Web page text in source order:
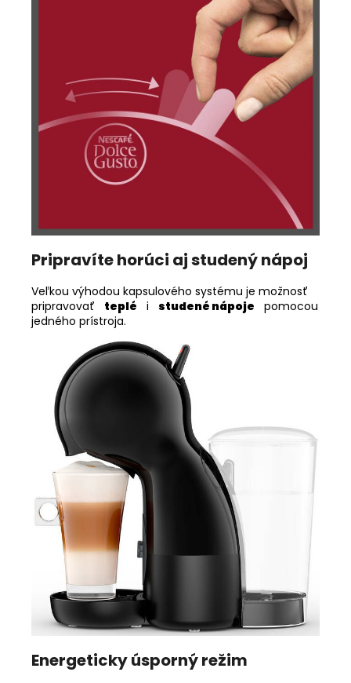
Pripravíte horúci aj studený nápoj
Veľkou výhodou kapsulového systému je možnosť
pripravovať
teplé i studené nápoje
pomocou
jedného prístroja.
Energeticky úsporný režim